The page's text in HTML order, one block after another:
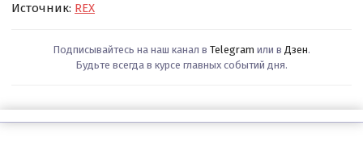
Источник: REX
Подписывайтесь на наш канал в Telegram или в Дзен.
Будьте всегда в курсе главных событий дня.